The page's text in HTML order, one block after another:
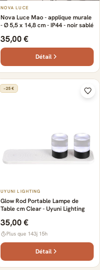
NOVA LUCE
Nova Luce Mao - applique murale
- Ø 5,5 x 14,8 cm - IP44 - noir sablé
35,00 €
Détail
−25 €
UYUNI LIGHTING
Glow Rod Portable Lampe de
Table cm Clear - Uyuni Lighting
35,00 €
Plus que 143j 15h
Détail